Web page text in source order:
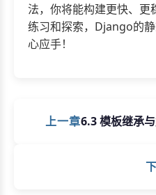
法，你将能构建更快、
练习和探索，Django的
心应手！
上一章6.3 模板继承